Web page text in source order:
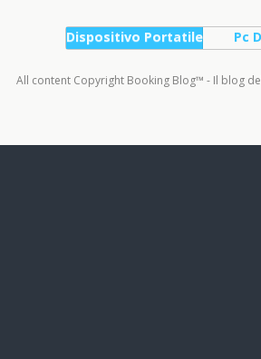
Dispositivo Portatile Pc
All content Copyright Booking Blog™ - Il blog